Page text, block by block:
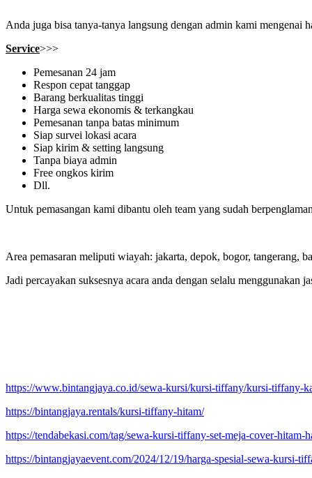
Anda juga bisa tanya-tanya langsung dengan admin kami mengenai
Service>>>
Pemesanan 24 jam
Respon cepat tanggap
Barang berkualitas tinggi
Harga sewa ekonomis & terkangkau
Pemesanan tanpa batas minimum
Siap survei lokasi acara
Siap kirim & setting langsung
Tanpa biaya admin
Free ongkos kirim
Dll.
Untuk pemasangan kami dibantu oleh team yang sudah
Area pemasaran meliputi wiayah: jakarta, depok, bogor, tangerang,
Jadi percayakan suksesnya acara anda dengan selalu
https://www.bintangjaya.co.id/sewa-kursi/kursi-tiffany/kursi-tiffany-
https://bintangjaya.rentals/kursi-tiffany-hitam/
https://tendabekasi.com/tag/sewa-kursi-tiffany-set-meja-cover-hitam-
https://bintangjayaevent.com/2024/12/19/harga-spesial-sewa-kursi-